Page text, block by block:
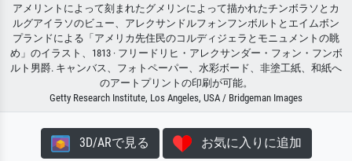
アメリントによって刻まれたグメリンによって描かれたチンボラソとカ
ルグアイラソのビュー、アレクサンドルフォンフンボルトとエイムボン
プランドによる「アメリカ先住民のコルディジェラとモニュメントの眺
め」のイラスト、1813 · フリードリヒ・アレクサンダー・フォン・フンボ
ルト男爵. キャンバス、フォトペーパー、水彩ボード、非塗工紙、和紙へ
のアートプリントの印刷が可能。
Getty Research Institute, Los Angeles, USA / Bridgeman Images
3D/ARで見る お気に入りに追加